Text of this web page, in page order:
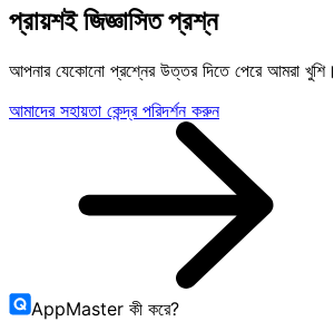
প্রায়শই জিজ্ঞাসিত প্রশ্ন
আপনার যেকোনো প্রশ্নের উত্তর দিতে পেরে আমরা খুশি।
আমাদের সহায়তা কেন্দ্র পরিদর্শন করুন
AppMaster কী করে?